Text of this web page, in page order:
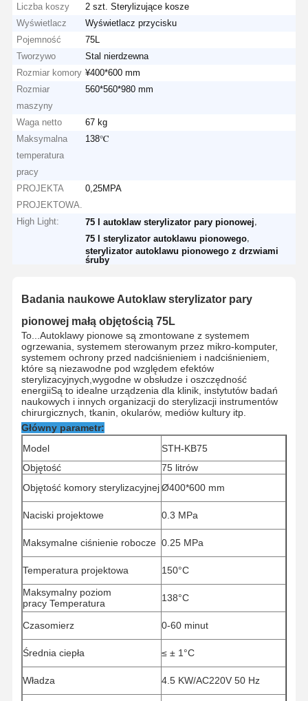
Liczba koszy
2 szt. Sterylizujące kosze
Wyświetlacz
Wyświetlacz przycisku
Pojemność
75L
Tworzywo
Stal nierdzewna
Rozmiar komory ¥400*600 mm
Rozmiar
maszyny
560*560*980 mm
Waga netto
67 kg
Maksymalna
temperatura
pracy
138℃
PROJEKTA
PROJEKTOWA.
0,25MPA
High Light: 75 l autoklaw sterylizator pary pionowej
75 l sterylizator autoklawu pionowego
sterylizator autoklawu pionowego z drzwiami
śruby
Badania naukowe Autoklaw sterylizator pary
pionowej małą objętością 75L
To... Autoklawy pionowe są zmontowane z systemem
ogrzewania, systemem sterowanym przez mikro-komputer,
systemem ochrony przed nadciśnieniem i nadciśnieniem,
które są niezawodne pod względem efektów
sterylizacyjnych,wygodne w obsłudze i oszczędność
energiiSą to idealne urządzenia dla klinik, instytutów badań
naukowych i innych organizacji do sterylizacji instrumentów
chirurgicznych, tkanin, okularów, mediów kultury itp.
Główny parametr:
Model
STH-KB75
Objętość
75 litrów
Objętość komory sterylizacyjnejØ400*600 mm
Naciski projektowe 0.3 MPa
Maksymalne ciśnienie robocze 0.25 MPa
Temperatura projektowa
150°C
Maksymalny poziom
pracy Temperatura 138°C
Czasomierz 0-60 minut
Średnia ciepła ≤ ± 1°C
Władza 4.5 KW/AC220V 50 Hz